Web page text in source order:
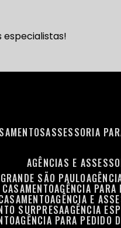
especialistas!
ASSESSORIA
AGÊNCIAS E
SÃO PAULO
AGÊNCIA
AGÊNCIA E
SURPRESA AGÊNCIA
AGÊNCIA PARA PEDIDO